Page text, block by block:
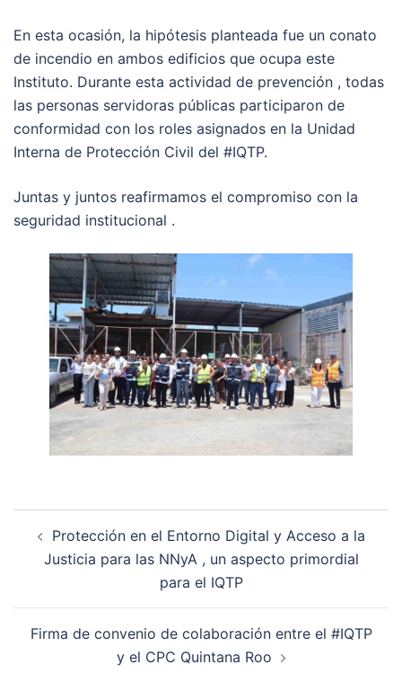
En esta ocasión, la hipótesis planteada fue un conato
de incendio en ambos edificios que ocupa este
Instituto. Durante esta actividad de prevención , todas
las personas servidoras públicas participaron de
conformidad con los roles asignados en la Unidad
Interna de Protección Civil del #IQTP.
Juntas y juntos reafirmamos el compromiso con la
seguridad institucional .
de
entradas
Protección en el Entorno Digital y Acceso a la
Justicia para las NNyA , un aspecto primordial
para el IQTP
Firma de convenio de colaboración entre el #IQTP
y el CPC Quintana Roo